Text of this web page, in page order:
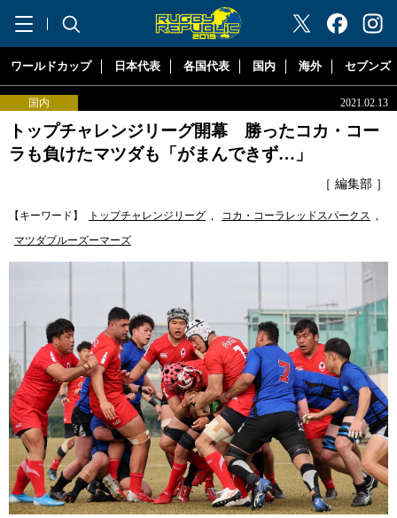
"ラグビーリパブリック"
ワールドカップ 日本代表 各国代表 国内 海外 セブンズ
国内 2021.02.13
トップチャレンジリーグ開幕 勝ったコカ・コー
ラも負けたマツダも「がまんできず…」
［ 編集部 ］
【キーワード】 トップチャレンジリーグ , コカ・コーラレッドスパークス ,
マツダブルーズーマーズ